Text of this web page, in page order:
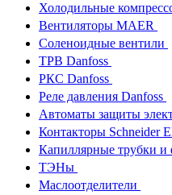
Холодильные
Вентиляторы MAER
Соленоидные вентили
ТРВ Danfoss
РКС Danfoss
Реле давления Danfoss
Автоматы защиты
Контакторы Schneider
Капиллярные трубки и
ТЭНы
Маслоотделители